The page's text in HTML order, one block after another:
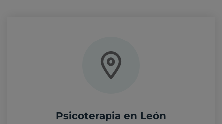
Psicoterapia en León